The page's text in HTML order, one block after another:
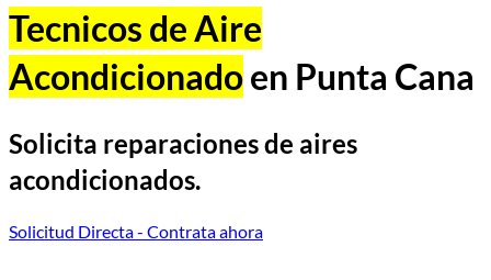
Tecnicos de Aire
Acondicionadoen Punta Cana
Solicita reparaciones de aires
acondicionados.
Solicitud Directa- Contrata ahora